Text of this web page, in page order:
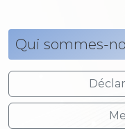
Qui sommes-